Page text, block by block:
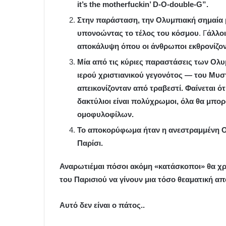
it’s the motherfuckin’ D-O-double-G”.
Στην παράσταση, την Ολυμπιακή σημαία
υπονοώντας το τέλος του κόσμου. Γ
αποκάλυψη όπου οι άνθρωποι
Μία από τις κύριες παραστάσεις των
ιερού χριστιανικού γεγονότος — του
απεικονίζονταν από τραβεστί. Φαίνεται
δακτύλιοι είναι πολύχρωμοι, όλα θα
ομοφυλοφίλων.
Το αποκορύφωμα ήταν η ανεστραμμένη
Παρίσι.
Αναρωτιέμαι πόσοι ακόμη «κατάσκοποι» θα
του Παρισιού να γίνουν μια τόσο θεαματική
Αυτό δεν είναι ο πάτος..